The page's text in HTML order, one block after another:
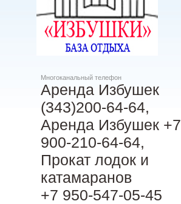
Многоканальный телефон
Аренда Избушек
(343)200-64-64,
Аренда Избушек +7
900-210-64-64,
Прокат лодок и
катамаранов
+7 950-547-05-45